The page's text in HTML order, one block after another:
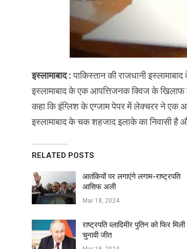
इस्लामाबाद :पाकिस्तान की राजधानी
इस्लामाबाद के एक आपत्तिजनक क्विज के खिलाफ
कहा कि इंग्लिश के एग्जाम पेपर में लेक्चरर ने एक
इस्लामाबाद के चक शहजाद इलाके का निवासी है
RELATED POSTS
आतंकियों पर लगाएंगे लगाम-राष्ट्रपति
आसिफ अली
Mar 18, 2024
राष्ट्रपति व्लादिमीर पुतिन को फिर मिली
चुनावी जीत